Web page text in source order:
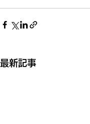
最新記事